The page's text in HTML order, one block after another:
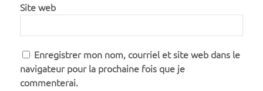
Site web
Enregistrer mon nom, courriel et site web dans le
navigateur pour la prochaine fois que je
commenterai.